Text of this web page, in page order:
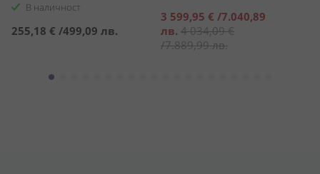
В наличност
255,18 € /499,09 лв.
Специална
цена
3 599,95 € /7.040,89
лв. 4 034,09 €
/7.889,99 лв.